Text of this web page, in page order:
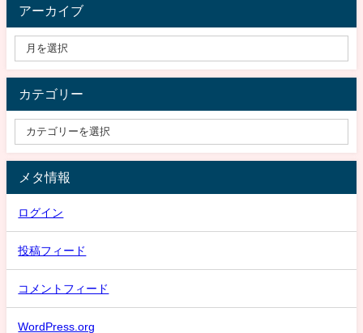
アーカイブ
カテゴリー
メタ情報
ログイン
投稿フィード
コメントフィード
WordPress.org